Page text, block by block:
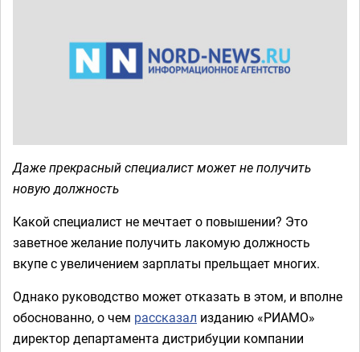
Даже прекрасный специалист может не получить
новую должность
Какой специалист не мечтает о повышении? Это
заветное желание получить лакомую должность
вкупе с увеличением зарплаты прельщает многих.
Однако руководство может отказать в этом, и вполне
обоснованно, о чем рассказал изданию «РИАМО»
директор департамента дистрибуции компании